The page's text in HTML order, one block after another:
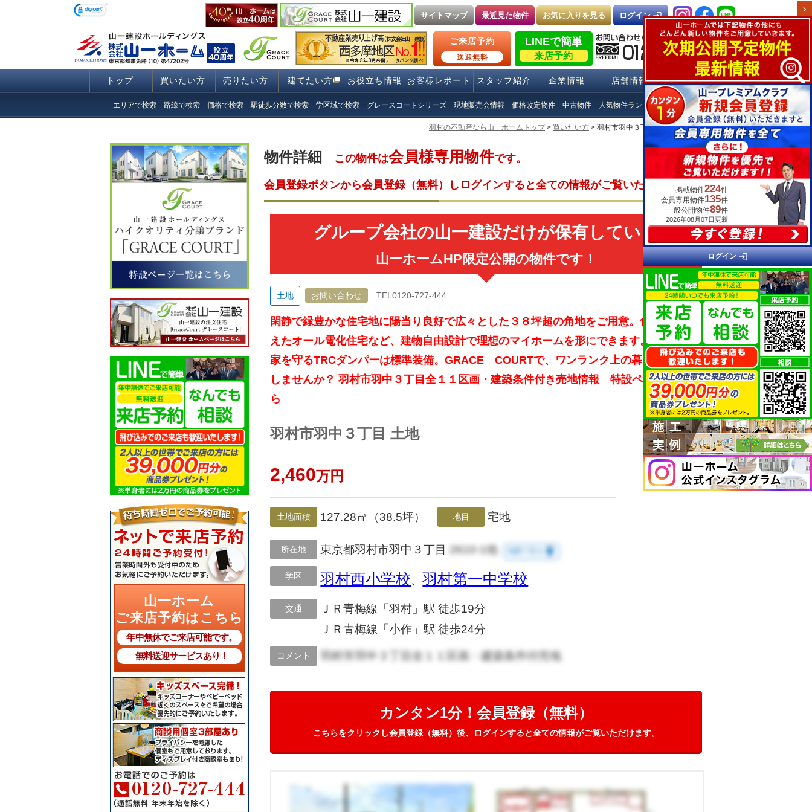
サイトマップ 最近見た物件 お気に入りを見る ログイン login
ご来店予約
送迎無料
LINEで簡単
来店予約
トップ 買いたい方 売りたい方 建てたい方 お役立ち情報 お客様レポート スタッフ紹介 企業情報 店舗情報 採用情報
エリアで検索 路線で検索 価格で検索 駅徒歩分数で検索 学区域で検索 グレースコートシリーズ 現地販売会情報 価格改定物件 中古物件 人気物件ランキング Q＆A
羽村の不動産なら山一ホームトップ> 買いたい方 > 羽村市羽中３丁目 土地 物件詳細
山一ホーム
ご来店予約はこちら
年中無休でご来店可能です。
無料送迎サービスあり！
物件詳細 この物件は会員様専用物件です。
会員登録ボタンから会員登録（無料）しログインすると全ての情報がご覧いただけます。
グループ会社の山一建設だけが保有している
山一ホームHP限定公開の物件です！
土地 お問い合わせ TEL0120-727-444
閑静で緑豊かな住宅地に陽当り良好で広々とした３８坪超の角地をご用意。食洗機を備
えたオール電化住宅など、建物自由設計で理想のマイホームを形にできます。大切なお
家を守るTRCダンパーは標準装備。GRACE COURTで、ワンランク上の暮らしを実現
しませんか？ 羽村市羽中３丁目全１１区画・建築条件付き売地情報 特設ページはこち
ら
羽村市羽中３丁目 土地
2,460万円
土地面積 127.28㎡（38.5坪） 地目 宅地
所在地 東京都羽村市羽中３丁目 2610-1他 room
学区 羽村西小学校、羽村第一中学校
交通
ＪＲ青梅線「羽村」駅 徒歩19分
ＪＲ青梅線「小作」駅 徒歩24分
コメント 羽村市羽中３丁目全１１区画・建築条件付売地
カンタン1分！会員登録（無料）
こちらをクリックし会員登録（無料）後、ログインすると全ての情報がご覧いただけます。
chevron_right
掲載物件224件
会員専用物件135件
一般公開物件89件
2026年08月07日更新
ログイン login